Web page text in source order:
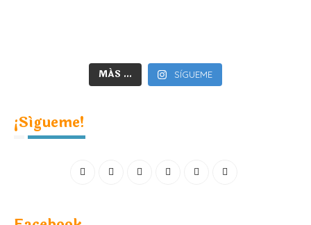
MÁS ... SÍGUEME
¡Sígueme!